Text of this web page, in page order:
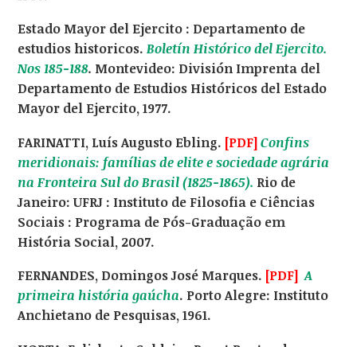
Estado Mayor del Ejercito : Departamento de
estudios historicos.Boletín Histórico del Ejercito.
Nos 185-188. Montevideo: División Imprenta del
Departamento de Estudios Históricos del Estado
Mayor del Ejercito, 1977.
FARINATTI, Luís Augusto Ebling. [PDF] Confins
meridionais: famílias de elite e sociedade agrária
na Fronteira Sul do Brasil (1825-1865). Rio de
Janeiro: UFRJ : Instituto de Filosofia e Ciências
Sociais : Programa de Pós-Graduação em
História Social, 2007.
FERNANDES, Domingos José Marques. [PDF] A
primeira história gaúcha. Porto Alegre: Instituto
Anchietano de Pesquisas, 1961.